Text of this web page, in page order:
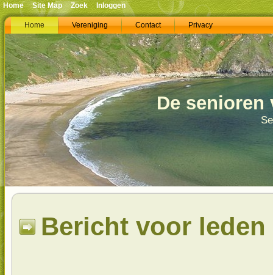
Home Vereniging Contact Privacy
De senioren
Bericht voor leden
Home Site Map Zoek Inloggen